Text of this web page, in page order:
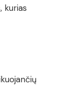
kurias